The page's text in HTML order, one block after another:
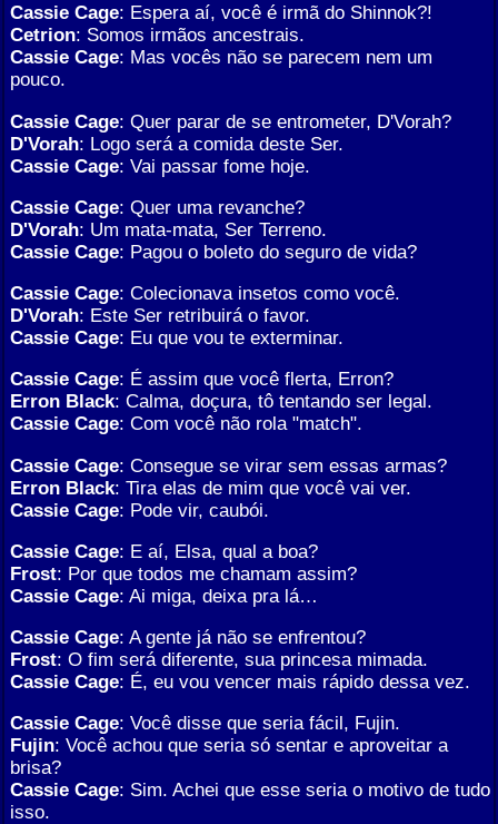
Cassie Cage: Espera aí, você é irmã do Shinnok?!
Cetrion: Somos irmãos ancestrais.
Cassie Cage: Mas vocês não se parecem nem um
pouco.
Cassie Cage: Quer parar de se entrometer, D'Vorah?
D'Vorah: Logo será a comida deste Ser.
Cassie Cage: Vai passar fome hoje.
Cassie Cage: Quer uma revanche?
D'Vorah: Um mata-mata, Ser Terreno.
Cassie Cage: Pagou o boleto do seguro de vida?
Cassie Cage: Colecionava insetos como você.
D'Vorah: Este Ser retribuirá o favor.
Cassie Cage: Eu que vou te exterminar.
Cassie Cage: É assim que você flerta, Erron?
Erron Black: Calma, doçura, tô tentando ser legal.
Cassie Cage: Com você não rola "match".
Cassie Cage: Consegue se virar sem essas armas?
Erron Black: Tira elas de mim que você vai ver.
Cassie Cage: Pode vir, caubói.
Cassie Cage: E aí, Elsa, qual a boa?
Frost: Por que todos me chamam assim?
Cassie Cage: Ai miga, deixa pra lá…
Cassie Cage: A gente já não se enfrentou?
Frost: O fim será diferente, sua princesa mimada.
Cassie Cage: É, eu vou vencer mais rápido dessa vez.
Cassie Cage: Você disse que seria fácil, Fujin.
Fujin: Você achou que seria só sentar e aproveitar a
brisa?
Cassie Cage: Sim. Achei que esse seria o motivo de tudo
isso.